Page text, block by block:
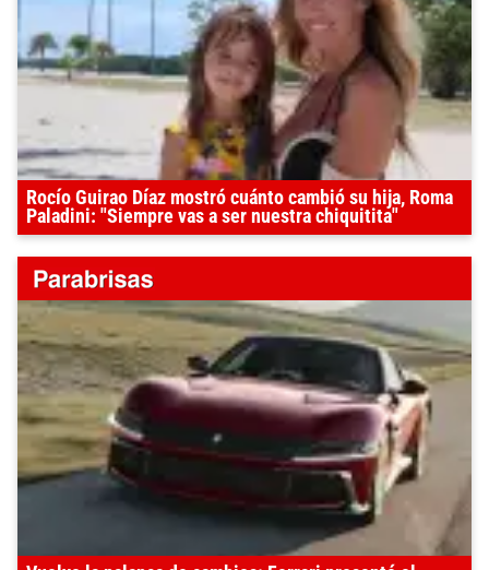
Rocío Guirao Díaz mostró cuánto cambió su hija, Roma
Paladini: "Siempre vas a ser nuestra chiquitita"